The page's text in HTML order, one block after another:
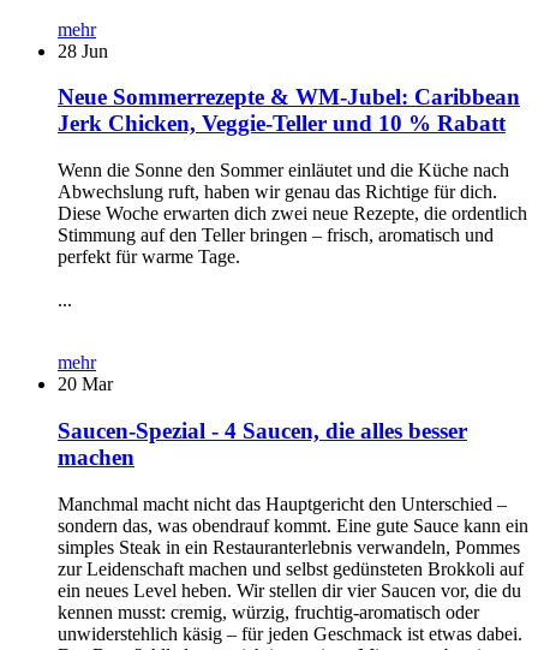
mehr
28 Jun
Neue Sommerrezepte & WM-Jubel: Caribbean
Jerk Chicken, Veggie-Teller und 10 % Rabatt
Wenn die Sonne den Sommer einläutet und die Küche nach
Abwechslung ruft, haben wir genau das Richtige für dich.
Diese Woche erwarten dich zwei neue Rezepte, die ordentlich
Stimmung auf den Teller bringen – frisch, aromatisch und
perfekt für warme Tage.
...
mehr
20 Mar
Saucen-Spezial - 4 Saucen, die alles besser
machen
Manchmal macht nicht das Hauptgericht den Unterschied –
sondern das, was obendrauf kommt. Eine gute Sauce kann ein
simples Steak in ein Restauranterlebnis verwandeln, Pommes
zur Leidenschaft machen und selbst gedünsteten Brokkoli auf
ein neues Level heben. Wir stellen dir vier Saucen vor, die du
kennen musst: cremig, würzig, fruchtig-aromatisch oder
unwiderstehlich käsig – für jeden Geschmack ist etwas dabei.